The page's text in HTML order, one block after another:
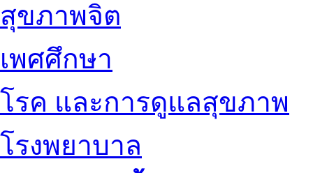
สุขภาพจิต
เพศศึกษา
โรค และการดูแลสุขภาพ
โรงพยาบาล